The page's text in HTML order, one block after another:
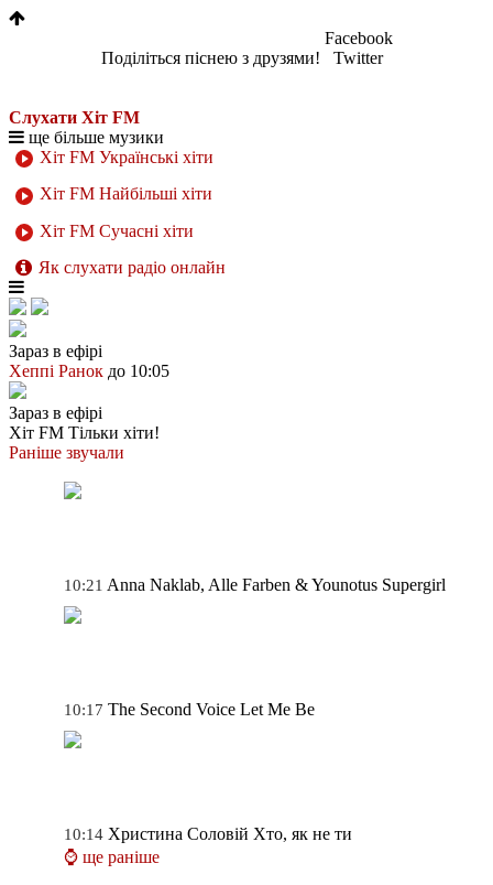
Поділіться піснею з друзями!
Facebook
Twitter
Слухати Хіт FM
ще більше музики
Хіт FM Українські хіти
Хіт FM Найбільші хіти
Хіт FM Сучасні хіти
Як слухати радіо онлайн
Зараз в ефірі
Хеппі Ранок до 10:05
Зараз в ефірі
Хіт FM Тільки хіти!
Раніше звучали
10:21 Anna Naklab, Alle Farben & Younotus Supergirl
10:17 The Second Voice Let Me Be
10:14 Христина Соловій Хто, як не ти
⌚ ще раніше